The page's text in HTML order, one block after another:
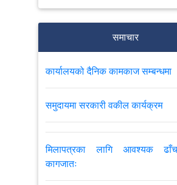
फौजदारी मुद्दाको मिलापत्र सम्बन्धी
विषयमा कार्यालय प्रमुखको
छलफल
समाचार
कार्यालयको दैनिक कामकाज सम्बन्धमा
समुदायमा सरकारी वकील कार्यक्रम
मिलापत्रका लागि आवश्यक
कागजातः